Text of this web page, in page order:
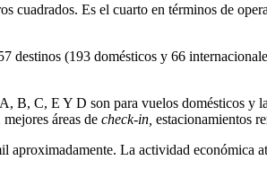
Es el cuarto en términos de
(193 domésticos y 66
B, C, E Y D son para vuelos domésticos y
áreas de check-in, estacionamientos
La actividad económica